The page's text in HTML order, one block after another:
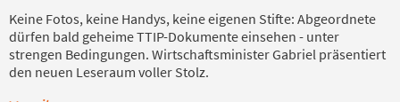
Keine Fotos, keine Handys, keine eigenen Stifte: Abgeordnete
dürfen bald geheime TTIP-Dokumente einsehen - unter
strengen Bedingungen. Wirtschaftsminister Gabriel präsentiert
den neuen Leseraum voller Stolz.